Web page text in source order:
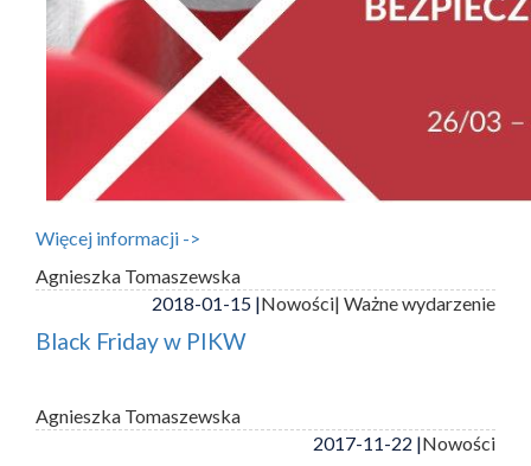
Więcej informacji ->
Agnieszka Tomaszewska
2018-01-15 |Nowości| Ważne wydarzenie
Black Friday w PIKW
Agnieszka Tomaszewska
2017-11-22 |Nowości